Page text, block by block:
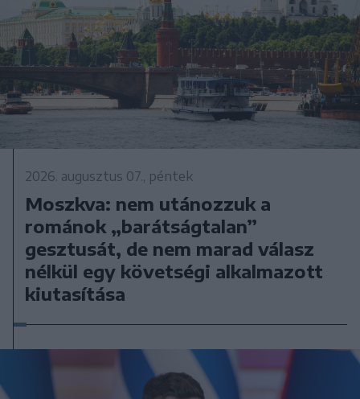
2026. augusztus 07., péntek
Moszkva: nem utánozzuk a
románok „barátságtalan”
gesztusát, de nem marad válasz
nélkül egy követségi alkalmazott
kiutasítása